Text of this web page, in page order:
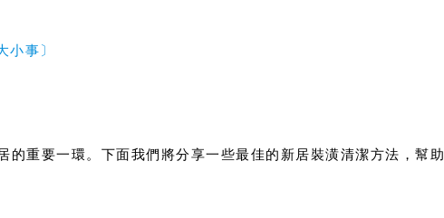
小事〕
的重要一環。下面我們將分享一些最佳的新居裝潢清潔方法，幫助